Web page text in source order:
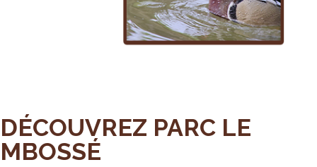
DÉCOUVREZ PARC LE
MBOSSÉ